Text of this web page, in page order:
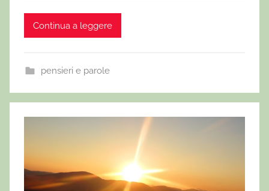
Continua a leggere
pensieri e parole